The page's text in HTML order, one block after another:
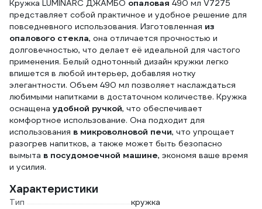
Кружка LUMINARC ДЖАМБО опаловая 490 мл V7275
представляет собой практичное и удобное решение для
повседневного использования. Изготовленная из
опалового стекла, она отличается прочностью и
долговечностью, что делает её идеальной для частого
применения. Белый однотонный дизайн кружки легко
впишется в любой интерьер, добавляя нотку
элегантности. Объем 490 мл позволяет наслаждаться
любимыми напитками в достаточном количестве. Кружка
оснащена удобной ручкой, что обеспечивает
комфортное использование. Она подходит для
использования в микроволновой печи, что упрощает
разогрев напитков, а также может быть безопасно
вымыта в посудомоечной машине, экономя ваше время
и усилия.
Характеристики
Тип
кружка